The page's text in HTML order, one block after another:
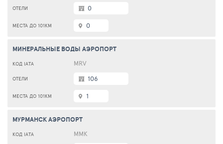
0
0
МИНЕРАЛЬНЫЕ ВОДЫ АЭРОПОРТ
MRV
106
1
МУРМАНСК АЭРОПОРТ
MMK